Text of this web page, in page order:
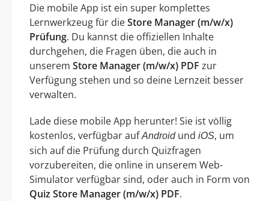
Die mobile App ist ein super komplettes
Lernwerkzeug für dieStore Manager (m/w/x)
Prüfung. Du kannst die offiziellen Inhalte
durchgehen, die Fragen üben, die auch in
unserem Store Manager (m/w/x) PDF zur
Verfügung stehen und so deine Lernzeit besser
verwalten.
Lade diese mobile App herunter! Sie ist völlig
kostenlos, verfügbar aufAndroidund iOS, um
sich auf die Prüfung durch Quizfragen
vorzubereiten, die online in unserem Web-
Simulator verfügbar sind, oder auch in Form von
Quiz Store Manager (m/w/x) PDF.